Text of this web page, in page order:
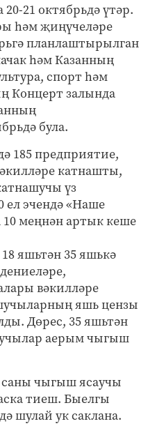
21 октябрьдә үтәр.
һәм җиңүчеләре
планлаштырылган
һәм Казанның
спорт һәм
Концерт залында
була.
185 предприятие,
катнашты,
үз
ел эчендә «Наше
меңнән артык кеше
яшьтән 35 яшькә
вәкилләре
яшь цензы
Дөрес, 35 яшьтән
аерым чыгыш
чыгыш ясаучы
тиеш. Быелгы
шулай ук саклана.